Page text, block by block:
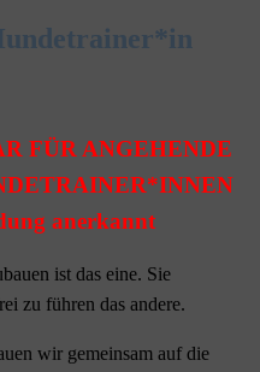
FÜR ANGEHENDE
anerkannt
ist das eine. Sie
zu führen das andere.
wir gemeinsam auf die